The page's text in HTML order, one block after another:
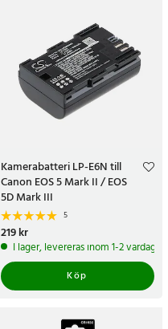
Kamerabatteri LP-E6N till
Canon EOS 5 Mark II / EOS
5D Mark III
5
Pris:219 kr
219 kr
I lager, levereras inom 1-2 vardagar
Köp